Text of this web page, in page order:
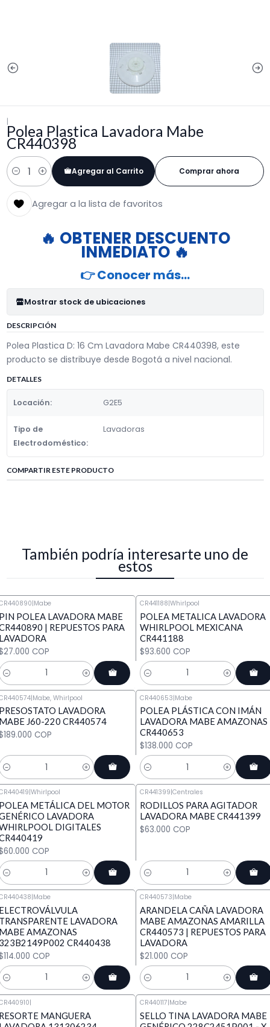
|
Polea Plastica Lavadora Mabe
CR440398
Cantidad
Agregar al Carrito Comprar ahora
Agregar a la lista de favoritos
🔥 OBTENER DESCUENTO
INMEDIATO 🔥
👉 Conocer más…
Mostrar stock de ubicaciones
DESCRIPCIÓN
Polea Plastica D: 16 Cm Lavadora Mabe CR440398, este
producto se distribuye desde Bogotá a nivel nacional.
DETALLES
Locación: G2E5​
Tipo de
Electrodoméstico:
Lavadoras
COMPARTIR ESTE PRODUCTO
También podría interesarte uno de
estos
|Mabe
POLEA LAVADORA MABE
| REPUESTOS PARA
COP
​CR441188|Whirlpool
POLEA METALICA LAVADORA
WHIRLPOOL MEXICANA
CR441188
$93.600 COP
Cantidad
|Mabe, Whirlpool
LAVADORA
J60-220 CR440574
COP
CR440653|Mabe
POLEA PLÁSTICA CON IMÁN
LAVADORA MABE AMAZONAS
CR440653
$138.000 COP
Cantidad
|Whirlpool
METÁLICA DEL MOTOR
LAVADORA
DIGITALES
COP
CR441399|Centrales
RODILLOS PARA AGITADOR
LAVADORA MABE CR441399
$63.000 COP
Cantidad
|Mabe
LAVADORA
AMAZONAS
CR440438
COP
CR440573|Mabe
ARANDELA CAÑA LAVADORA
MABE AMAZONAS AMARILLA
CR440573 | REPUESTOS PARA
LAVADORA
$21.000 COP
Cantidad
|
MANGUERA
CR440117|Mabe
SELLO TINA LAVADORA MABE